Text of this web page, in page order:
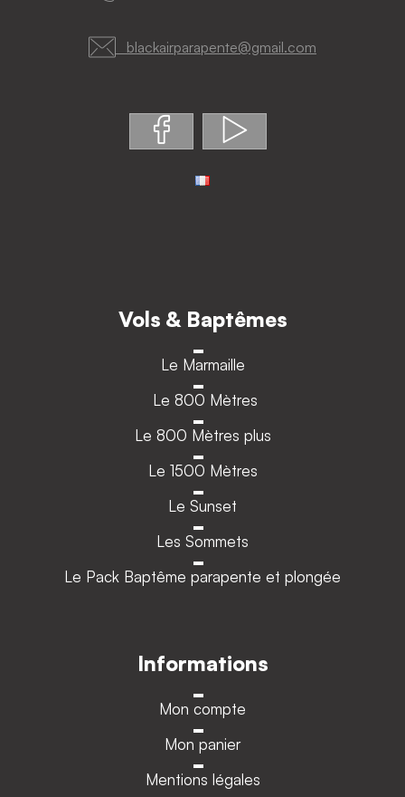
blackairparapente@gmail.com
Vols & Baptêmes
Le Marmaille
Le 800 Mètres
Le 800 Mètres plus
Le 1500 Mètres
Le Sunset
Les Sommets
Le Pack Baptême parapente et plongée
Informations
Mon compte
Mon panier
Mentions légales